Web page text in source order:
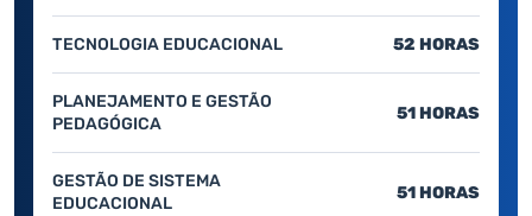
TECNOLOGIA EDUCACIONAL 52 HORAS
PLANEJAMENTO E GESTÃO
PEDAGÓGICA
51 HORAS
GESTÃO DE SISTEMA
EDUCACIONAL
51 HORAS